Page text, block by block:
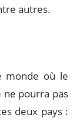
autres.
monde où le
pourra pas
deux pays :